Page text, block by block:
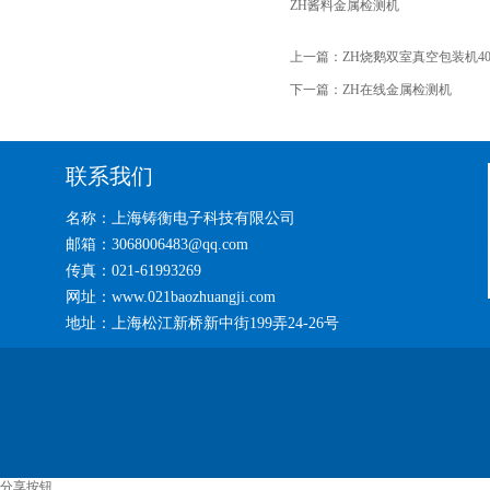
ZH酱料金属检测机
上一篇： ZH烧鹅双室真空包装机
下一篇： ZH在线金属检测机
联系我们
名称：上海铸衡电子科技有限公司
邮箱：3068006483@qq.com
传真：021-61993269
网址：www.021baozhuangji.com
地址：上海松江新桥新中街199弄24-26号
分享按钮